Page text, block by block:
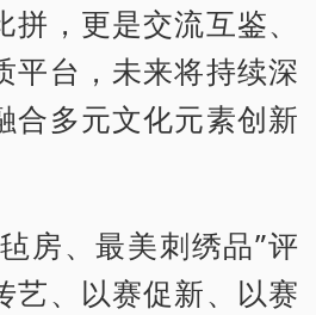
，更是交流互鉴、
平台，未来将持续深
合多元文化元素创新
房、最美刺绣品”评
艺、以赛促新、以赛